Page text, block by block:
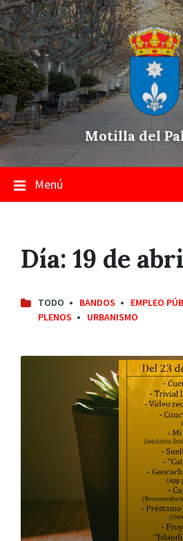
Skip
to
content
Saltar
a
la
navegación
principal
Saltar
a
pie
de
página
Motilla del
Menú
Día: 19 de
TODO BANDOS EMPLEO
PLENOS
URBANISMO
Leer